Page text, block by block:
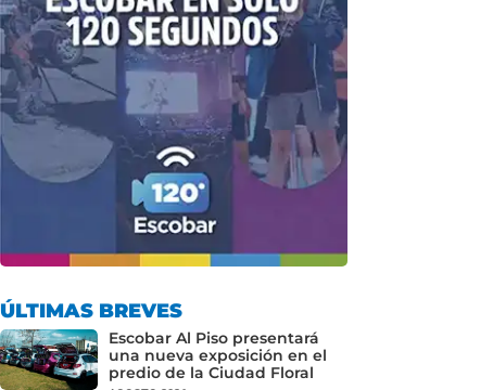
ÚLTIMAS BREVES
Escobar Al Piso presentará
una nueva exposición en el
predio de la Ciudad Floral